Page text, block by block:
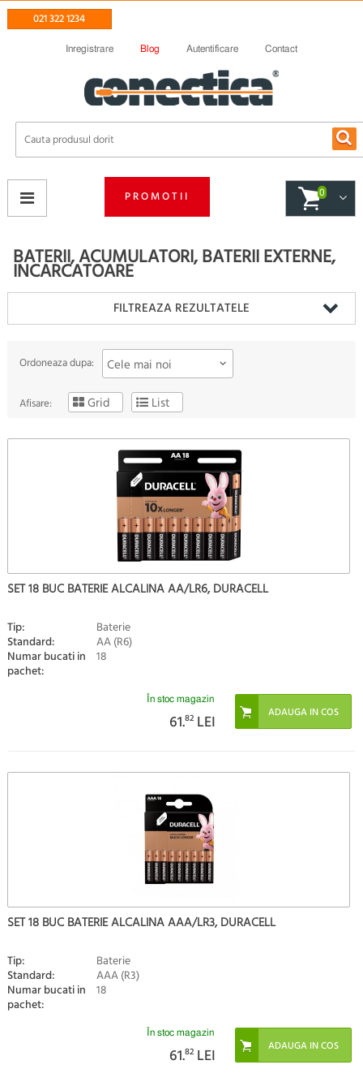
021 322 1234
Inregistrare Blog Autentificare Contact
PROMOTII 0
BATERII, ACUMULATORI, BATERII EXTERNE,
INCARCATOARE
FILTREAZA REZULTATELE
Ordoneaza dupa: Cele mai noi
Afisare: Grid List
SET 18 BUC BATERIE ALCALINA AA/LR6, DURACELL
Tip: Baterie
Standard: AA (R6)
Numar bucati in
pachet:
18
În stoc magazin
61.82 LEI
SET 18 BUC BATERIE ALCALINA AAA/LR3, DURACELL
Tip: Baterie
Standard: AAA (R3)
Numar bucati in
pachet:
18
În stoc magazin
61.82 LEI